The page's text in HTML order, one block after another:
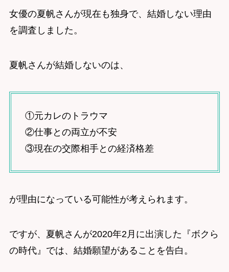
女優の夏帆さんが現在も独身で、結婚しない理由
を調査しました。
夏帆さんが結婚しないのは、
①元カレのトラウマ
②仕事との両立が不安
③現在の交際相手との経済格差
が理由になっている可能性が考えられます。
ですが、夏帆さんが2020年2月に出演した『ボクら
の時代』では、結婚願望があることを告白。